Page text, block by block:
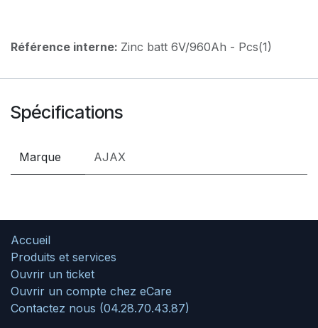
Référence interne: Zinc batt 6V/960Ah - Pcs(1)
Spécifications
Marque AJAX
Accueil
Produits et services
Ouvrir un ticket
Ouvrir un compte chez eCare
Contactez nous (04.28.70.43.87)